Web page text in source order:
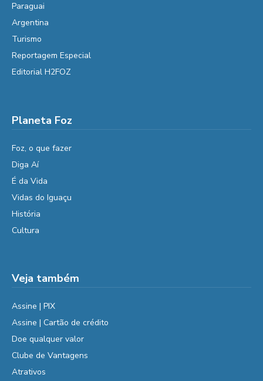
Paraguai
Argentina
Turismo
Reportagem Especial
Editorial H2FOZ
Planeta Foz
Foz, o que fazer
Diga Aí
É da Vida
Vidas do Iguaçu
História
Cultura
Veja também
Assine | PIX
Assine | Cartão de crédito
Doe qualquer valor
Clube de Vantagens
Atrativos